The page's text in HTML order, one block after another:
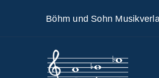
Böhm und Sohn